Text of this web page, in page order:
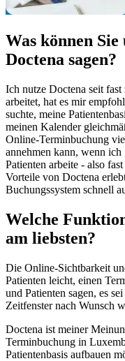
Was können
Doctena sagen?
Ich nutze Doctena seit
arbeitet, hat es mir
suchte, meine
meinen Kalender
Online-Terminbuchung
annehmen kann, wenn
Patienten arbeite - also
Vorteile von Doctena
Buchungssystem schnell
Welche
am liebsten?
Die Online-Sichtbarkeit
Patienten leicht, einen
und Patienten sagen, es
Zeitfenster nach Wunsch
Doctena ist meiner
Terminbuchung in
Patientenbasis aufbauen